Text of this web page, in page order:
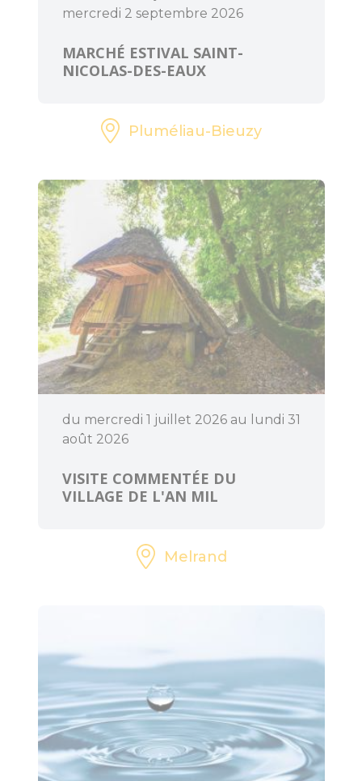
BOUGER
Randonnée, trail,
VTT, balade à
Sorties en famille
Les jeux de
l'Office de
Tourisme
mercredi 2 septembre 2026
MARCHÉ ESTIVAL SAINT-
NICOLAS-DES-EAUX
Pluméliau-Bieuzy
du mercredi 1 juillet 2026 au lundi 31
août 2026
VISITE COMMENTÉE DU
VILLAGE DE L'AN MIL
Melrand